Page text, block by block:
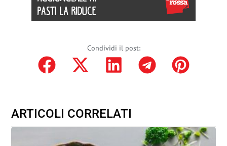
Condividi il post:
ARTICOLI CORRELATI